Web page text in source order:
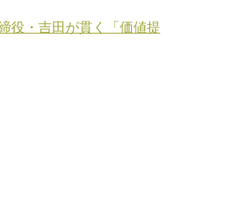
役・吉田が貫く「価値提